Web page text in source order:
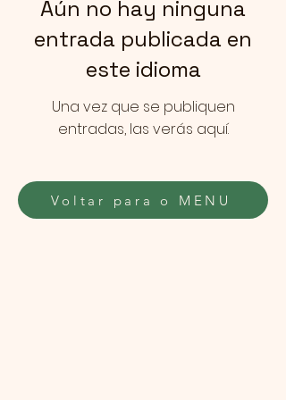
Aún no hay ninguna
entrada publicada en
este idioma
Una vez que se publiquen
entradas, las verás aquí.
Voltar para o MENU